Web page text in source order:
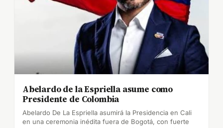
Abelardo de la Espriella asume como
Presidente de Colombia
Abelardo De La Espriella asumirá la Presidencia en Cali
en una ceremonia inédita fuera de Bogotá, con fuerte